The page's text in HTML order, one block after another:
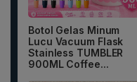
Botol Gelas Minum
Lucu Vacuum Flask
Stainless TUMBLER
900ML Coffee...